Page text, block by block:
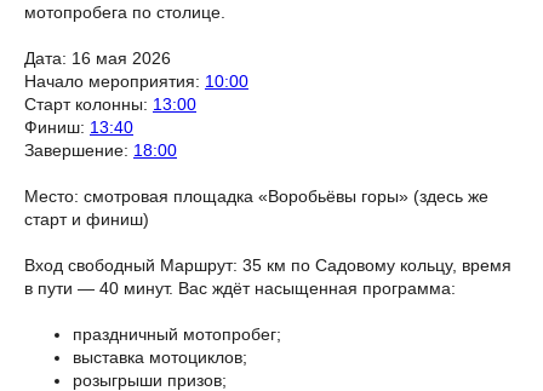
мотопробега по столице.
Дата: 16 мая 2026
Начало мероприятия: 10:00
Старт колонны: 13:00
Финиш: 13:40
Завершение: 18:00
Место: смотровая площадка «Воробьёвы горы» (здесь же
старт и финиш)
Вход свободный Маршрут: 35 км по Садовому кольцу, время
в пути — 40 минут. Вас ждёт насыщенная программа:
праздничный мотопробег;
выставка мотоциклов;
розыгрыши призов;